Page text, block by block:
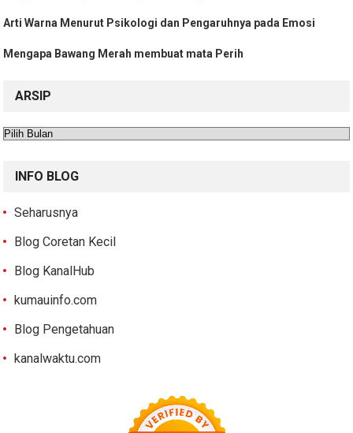
Arti Warna Menurut Psikologi dan Pengaruhnya pada Emosi
Mengapa Bawang Merah membuat mata Perih
ARSIP
Arsip
INFO BLOG
Seharusnya
Blog Coretan Kecil
Blog KanalHub
kumauinfo.com
Blog Pengetahuan
kanalwaktu.com